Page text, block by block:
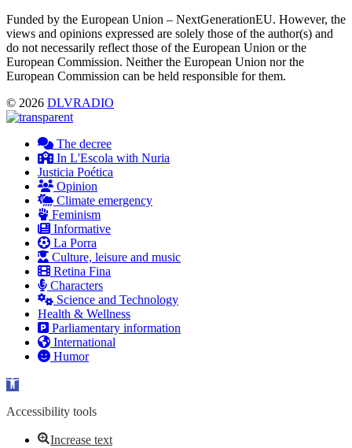
Funded by the European Union – NextGenerationEU. However, the
views and opinions expressed are solely those of the author(s) and
do not necessarily reflect those of the European Union or the
European Commission. Neither the European Union nor the
European Commission can be held responsible for them.
© 2026 DLVRADIO
The decree
In L'Escola with Nuria
Justicia Poética
Opinion
Climate emergency
Feminism
Informative
La Porra
Culture, leisure and music
Retina Fina
Characters
Science and Technology
Health & Wellness
Parliamentary information
International
Humor
Open toolbar
Accessibility tools
Increase text